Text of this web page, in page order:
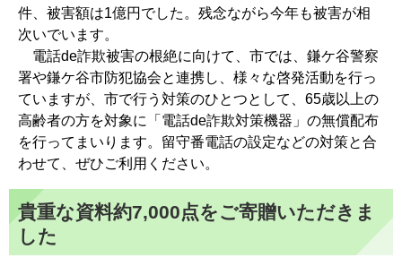
件、被害額は1億円でした。残念ながら今年も被害が相
次いでいます。
電話de詐欺被害の根絶に向けて、市では、鎌ケ谷警察
署や鎌ケ谷市防犯協会と連携し、様々な啓発活動を行っ
ていますが、市で行う対策のひとつとして、65歳以上の
高齢者の方を対象に「電話de詐欺対策機器」の無償配布
を行ってまいります。留守番電話の設定などの対策と合
わせて、ぜひご利用ください。
貴重な資料約7,000点をご寄贈いただきま
した